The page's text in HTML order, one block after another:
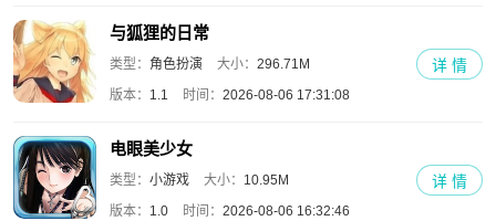
与狐狸的日常
类型： 角色扮演 大小： 296.71M
版本： 1.1 时间： 2026-08-06 17:31:08
详 情
电眼美少女
类型： 小游戏 大小： 10.95M
版本： 1.0 时间： 2026-08-06 16:32:46
详 情